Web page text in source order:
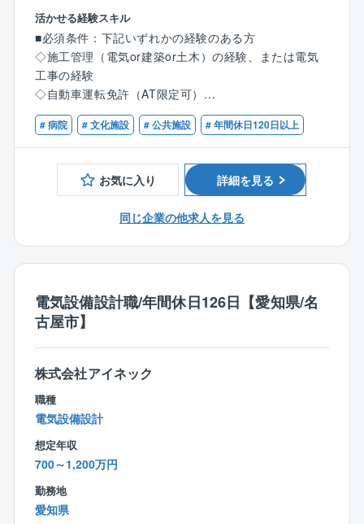
【働き方】
◎年間休日日数の多さ
年間休日126日かつ土日祝休みの完全週休2日制のた
め、オン・オフをメリハリ付けて働きたい方にピッタ
リです。
【配属先について】
施工管理部の社員は現在22名が在籍しております（20
代5名・30代6名・40代5名・50代6名）
※他、他部署含めて全95名の社員が在籍。
【働き方、就業環境】
◎IT化の推進
現在、組織として業務IT化を推進しております。「施
そんな誤ったイメージを払拭できるように様々なITツ
ール導入を促進しております。
り、やりがいとスキルアップができる環境です。
【魅力】
近年注目度の高まる再生エネルギーや、省エネルギー
に関わるトータルソリューションを手掛けている同
社。
売り上げ予測100億円超でIPO準備フェーズの貴重な時
【担当業務】
・協力業者への発注・打ち合わせ
・工期予定表の作成
・各種建材・資材などの発注
・現場での予算・品質・工期・安全の管理
・検査及び第三者検査への立会い
・完成図書の作成
・届出の作成 など
【業務内容詳細】
取引先の9割以上を官公庁が占めており、愛知県内の病
院、自治体施設、小中学校、市役所、区役所などの大
直行直帰も可能です。
【キャリアパス】
入社後は同社の施工管理フローに関する知識を習得→
徐々に担当する施工管理業務の幅を広げながら独り立
ち→将来は施工管理部門の中核としてご活躍いただく
と共に、業務指導や人材育成にも貢献いただきたいと
考えております。
◎IT化の推進
現在、組織として業務IT化を推進しております。「施
活かせる経験スキル
■必須条件：下記いずれかの経験のある方
◇施工管理（電気or建築or土木）の経験、または電気
工事の経験
◇自動車運転免許（AT限定可）
■歓迎条件：
◇ゼネコンなど元請け会社での施工管理経験
◇官公庁案件での下請け会社のまとめ役の経験
◇1級・2級電気工事施工管理技士
# 病院 # 文化施設 # 公共施設 # 年間休日120日以上
お気に入り 詳細を見る
同じ企業の他求人を見る
電気設備設計職/年間休日126日【愛知県/名
古屋市】
株式会社アイネック
職種
電気設備設計
想定年収
700～1,200万円
勤務地
愛知県